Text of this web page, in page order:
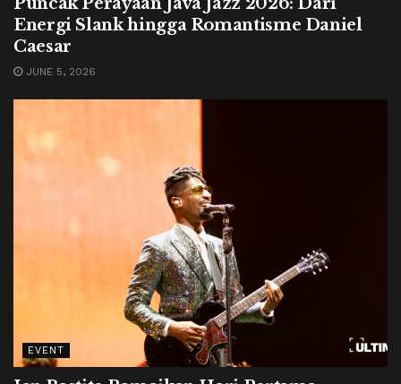
Energi Slank hingga Romantisme Daniel
Caesar
JUNE 5, 2026
EVENT